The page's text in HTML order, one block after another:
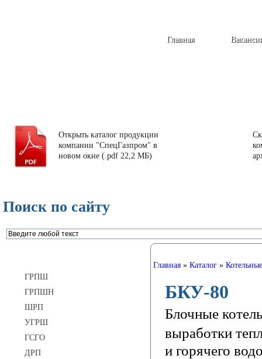
Главная
Открыть каталог продукции
компании "СпецГазпром" в
новом окне (.pdf 22,2 МБ)
Поиск по сайту
ГРПШ
ГРПШН
ШРП
УГРШ
ГСГО
ДРП
Главная » Каталог »
БКУ-80
Блочные
выработки
и горячего